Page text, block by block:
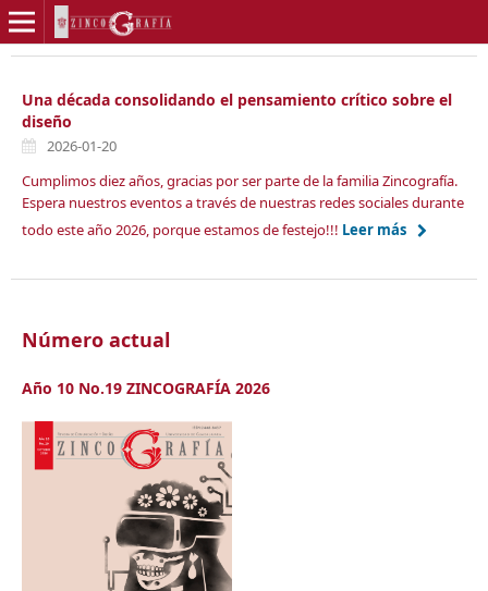
Una década consolidando el pensamiento crítico sobre el
diseño
2026-01-20
Cumplimos diez años, gracias por ser parte de la familia Zincografía.
Espera nuestros eventos a través de nuestras redes sociales durante
todo este año 2026, porque estamos de festejo!!! Leer más
Número actual
Año 10 No.19 ZINCOGRAFÍA 2026